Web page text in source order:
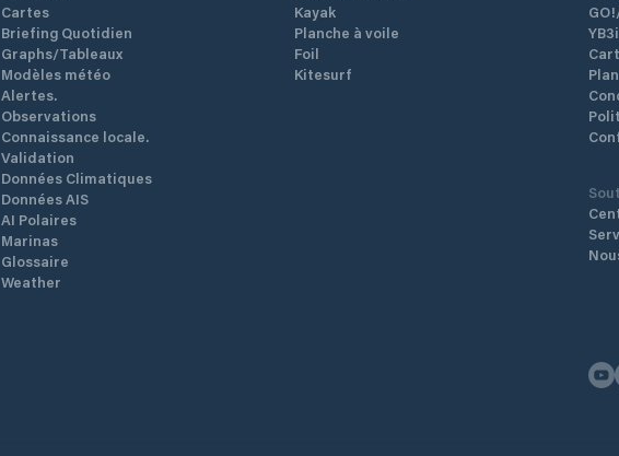
Cartes
Briefing Quotidien
Graphs/Tableaux
Modèles météo
Alertes.
Observations
Connaissance locale.
Validation
Données Climatiques
Données AIS
AI Polaires
Marinas
Glossaire
Weather
Kayak
Planche à voile
Foil
Kitesurf